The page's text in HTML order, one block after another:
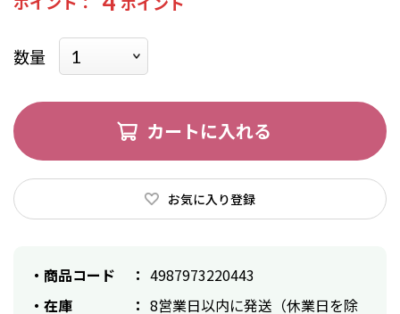
数量
カートに入れる
お気に入り登録
商品コード
4987973220443
在庫
8営業日以内に発送（休業日を除